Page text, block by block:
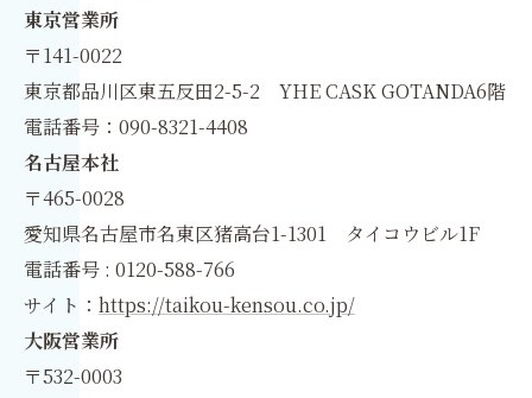
東京営業所
〒141-0022
東京都品川区東五反田2-5-2 YHE CASK GOTANDA6階
電話番号：090-8321-4408
名古屋本社
〒465-0028
愛知県名古屋市名東区猪高台1-1301 タイコウビル1F
電話番号 : 0120-588-766
サイト： https://taikou-kensou.co.jp/
大阪営業所
〒532-0003